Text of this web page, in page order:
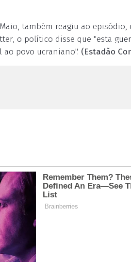
também reagiu ao episódio,
o político disse que "esta
povo ucraniano". (Estadão